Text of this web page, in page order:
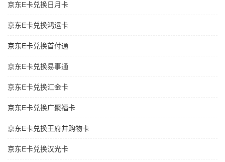
京东E卡兑换日月卡
京东E卡兑换鸿运卡
京东E卡兑换首付通
京东E卡兑换易事通
京东E卡兑换汇金卡
京东E卡兑换广聚福卡
京东E卡兑换王府井购物卡
京东E卡兑换汉光卡